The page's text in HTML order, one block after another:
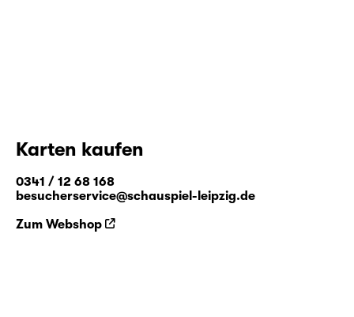
Karten kaufen
0341 / 12 68 168
besucherservice@schauspiel-leipzig.de
Zum Webshop